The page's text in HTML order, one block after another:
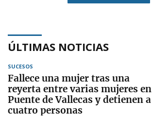
ÚLTIMAS NOTICIAS
SUCESOS
Fallece una mujer tras una
reyerta entre varias mujeres en
Puente de Vallecas y detienen a
cuatro personas